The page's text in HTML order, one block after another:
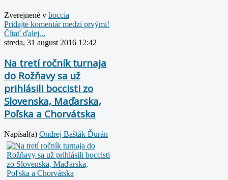
Zverejnené v boccia
Pridajte komentár medzi prvými!
Čítať ďalej...
streda, 31 august 2016 12:42
Na tretí ročník turnaja
do Rožňavy sa už
prihlásili boccisti zo
Slovenska, Maďarska,
Poľska a Chorvátska
Napísal(a) Ondrej Bašták Ďurán